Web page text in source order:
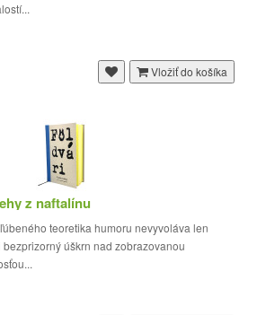
Vložiť do košíka
z naftalínu
teoretika humoru nevyvoláva len
úškrn nad zobrazovanou